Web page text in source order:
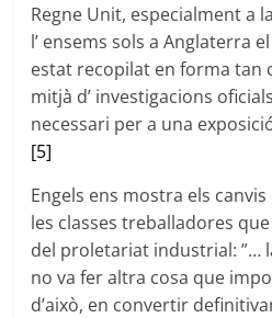
Regne Unit, especialment a
l’ ensems sols a Anglaterra
estat recopilat en forma tan
mitjà d’ investigacions
necessari per a una
[5]
Engels ens mostra els
les classes treballadores
del proletariat industrial: ”…
no va fer altra cosa que
d’això, en convertir